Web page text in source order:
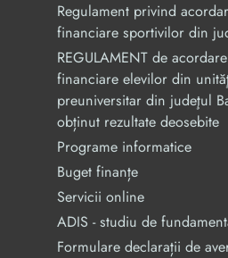
Regulament privind
financiare sportivilor din
REGULAMENT de
financiare elevilor din
preuniversitar din judeţul
obținut rezultate deosebite
Programe informatice
Buget finanțe
Servicii online
ADIS - studiu de
Formulare declarații de